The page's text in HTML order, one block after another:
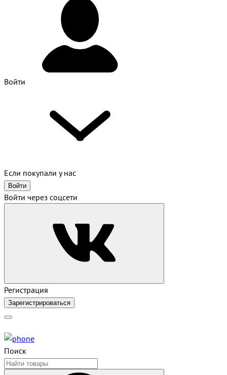
Войти
Если покупали у нас
Войти
Войти через соцсети
Регистрация
Зарегистрироваться
Поиск